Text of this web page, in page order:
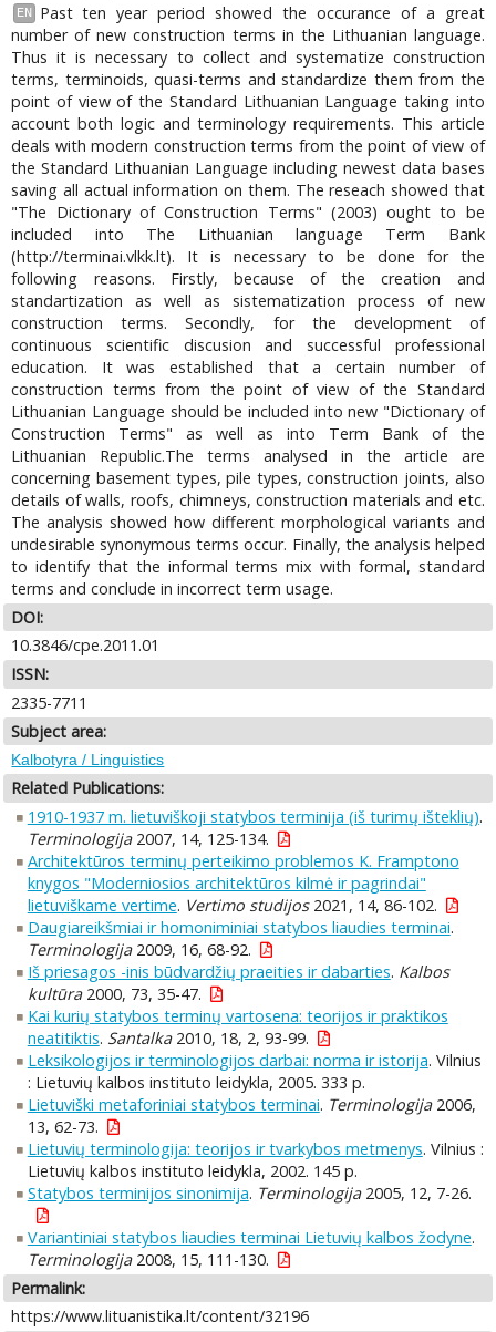
EN
Past ten year period showed the occurance of a great
number of new construction terms in the Lithuanian language.
Thus it is necessary to collect and systematize construction
terms, terminoids, quasi-terms and standardize them from the
point of view of the Standard Lithuanian Language taking into
account both logic and terminology requirements. This article
deals with modern construction terms from the point of view of
the Standard Lithuanian Language including newest data bases
saving all actual information on them. The reseach showed that
"The Dictionary of Construction Terms" (2003) ought to be
included into The Lithuanian language Term Bank
(http://terminai.vlkk.lt). It is necessary to be done for the
following reasons. Firstly, because of the creation and
standartization as well as sistematization process of new
construction terms. Secondly, for the development of
continuous scientific discusion and successful professional
education. It was established that a certain number of
construction terms from the point of view of the Standard
Lithuanian Language should be included into new "Dictionary of
Construction Terms" as well as into Term Bank of the
Lithuanian Republic.The terms analysed in the article are
concerning basement types, pile types, construction joints, also
details of walls, roofs, chimneys, construction materials and etc.
The analysis showed how different morphological variants and
undesirable synonymous terms occur. Finally, the analysis helped
to identify that the informal terms mix with formal, standard
terms and conclude in incorrect term usage.
DOI:
10.3846/cpe.2011.01
ISSN:
2335-7711
Subject area:
Kalbotyra / Linguistics
Related Publications:
1910-1937 m. lietuviškoji statybos terminija (iš turimų išteklių).
Terminologija2007, 14, 125-134.
Architektūros terminų perteikimo problemos K. Framptono
knygos "Moderniosios architektūros kilmė ir pagrindai"
lietuviškame vertime. Vertimo studijos2021, 14, 86-102.
Daugiareikšmiai ir homoniminiai statybos liaudies terminai.
Terminologija2009, 16, 68-92.
Iš priesagos -inis būdvardžių praeities ir dabarties. Kalbos
kultūra2000, 73, 35-47.
Kai kurių statybos terminų vartosena: teorijos ir praktikos
neatitiktis. Santalka2010, 18, 2, 93-99.
Leksikologijos ir terminologijos darbai: norma ir istorija. Vilnius
: Lietuvių kalbos instituto leidykla, 2005. 333 p.
Lietuviški metaforiniai statybos terminai. Terminologija2006,
13, 62-73.
Lietuvių terminologija: teorijos ir tvarkybos metmenys. Vilnius :
Lietuvių kalbos instituto leidykla, 2002. 145 p.
Statybos terminijos sinonimija. Terminologija2005, 12, 7-26.
Variantiniai statybos liaudies terminai Lietuvių kalbos žodyne.
Terminologija2008, 15, 111-130.
Permalink:
https://www.lituanistika.lt/content/32196